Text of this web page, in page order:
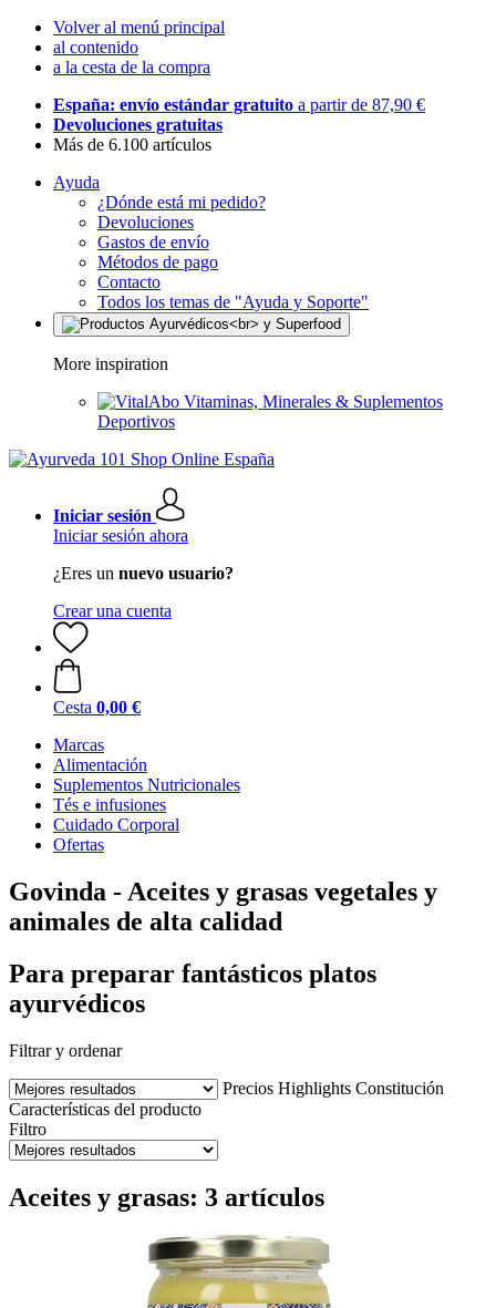
Volver al menú principal
al contenido
a la cesta de la compra
España: envío estándar gratuito a partir de 87,90 €
Devoluciones gratuitas
Más de 6.100 artículos
Ayuda
¿Dónde está mi pedido?
Devoluciones
Gastos de envío
Métodos de pago
Contacto
Todos los temas de "Ayuda y Soporte"
More inspiration
Vitaminas, Minerales & Suplementos
Deportivos
Iniciar sesión
Iniciar sesión ahora
¿Eres un nuevo usuario?
Crear una cuenta
Cesta 0,00 €
Marcas
Alimentación
Suplementos Nutricionales
Tés e infusiones
Cuidado Corporal
Ofertas
Govinda - Aceites y grasas vegetales y
animales de alta calidad
Para preparar fantásticos platos
ayurvédicos
Filtrar y ordenar
Precios Highlights Constitución
Características del producto
Filtro
Aceites y grasas: 3 artículos